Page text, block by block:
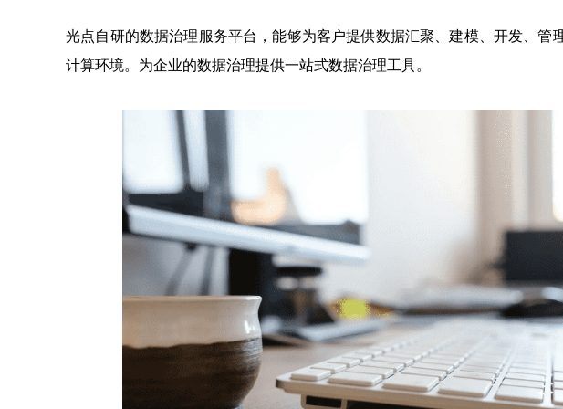
光点自研的数据治理服务平台，能够为客户提供数据汇聚、建模、开发、管
计算环境。为企业的数据治理提供一站式数据治理工具。